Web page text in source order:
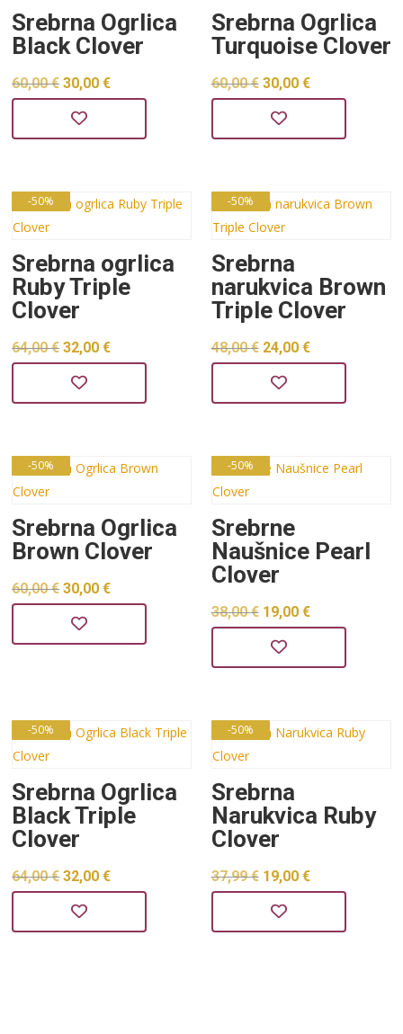
Srebrna Ogrlica
Black Clover
60,00€ Izvorna
cijena
bila
60,00 €.
30,00€
je:
Srebrna Ogrlica
Turquoise Clover
60,00€ Izvorna
cijena
bila
60,00 €.
30,00 €
je:
-50%
Srebrna ogrlica
Ruby Triple
Clover
64,00€ Izvorna
cijena
bila
64,00 €.
32,00€
je:
-50%
Srebrna
narukvica Brown
Triple Clover
48,00€ Izvorna
cijena
bila
48,00 €.
24,00 €
je:
-50%
Srebrna Ogrlica
Brown Clover
60,00€ Izvorna
cijena
bila
30,00€
je:
-50%
Srebrne
Naušnice Pearl
Clover
38,00€ Izvorna
cijena
bila
38,00 €.
19,00 €
je:
-50%
Srebrna Ogrlica
Black Triple
Clover
64,00€ Izvorna
cijena
bila
32,00€
je:
-50%
Srebrna
Narukvica Ruby
Clover
37,99€ Izvorna
cijena
bila
19,00 €
je: